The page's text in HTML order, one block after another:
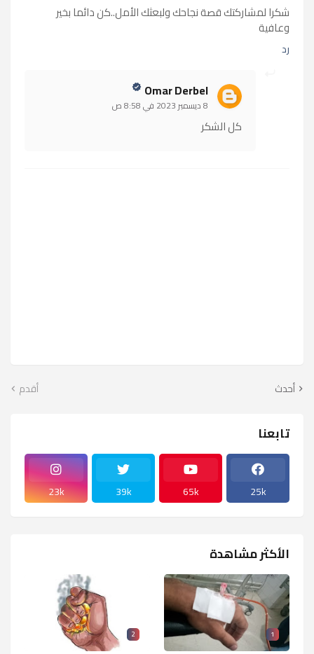
شكرا لمشاركتك قصة نجاحك ولبعثك الأمل..كن دائما بخير
وعافية
رد
Omar Derbel
8 ديسمبر 2023 في 8:58 ص
كل الشكر
أحدث أقدم
تابعنا
25k
65k
39k
23k
الأكثر مشاهدة
1
2